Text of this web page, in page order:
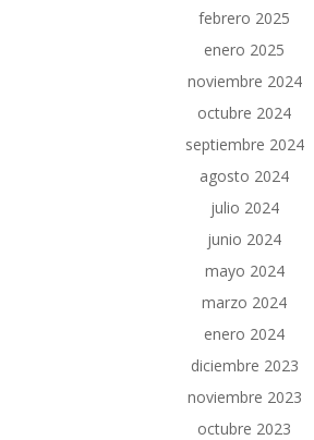
febrero 2025
enero 2025
noviembre 2024
octubre 2024
septiembre 2024
agosto 2024
julio 2024
junio 2024
mayo 2024
marzo 2024
enero 2024
diciembre 2023
noviembre 2023
octubre 2023